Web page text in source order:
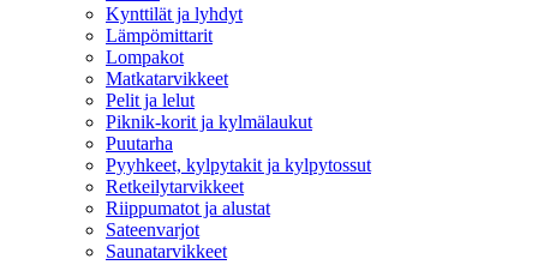
Kynttilät ja lyhdyt
Lämpömittarit
Lompakot
Matkatarvikkeet
Pelit ja lelut
Piknik-korit ja kylmälaukut
Puutarha
Pyyhkeet, kylpytakit ja kylpytossut
Retkeilytarvikkeet
Riippumatot ja alustat
Sateenvarjot
Saunatarvikkeet